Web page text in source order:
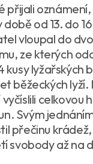
přijali oznámení,
době od 13. do
vloupal do
ze kterých
kusy lyžařských
běžeckých
celkovou
Svým
přečinu
svobody až na